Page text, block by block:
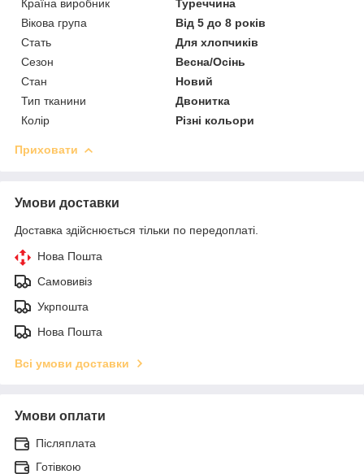
Країна виробник
Туреччина
Вікова група
Від 5 до 8 років
Стать
Для хлопчиків
Сезон
Весна/Осінь
Стан
Новий
Тип тканини
Двонитка
Колір
Різні кольори
Приховати
Умови доставки
Доставка здійснюється тільки по передоплаті.
Нова Пошта
Самовивіз
Укрпошта
Нова Пошта
Всі умови доставки
Умови оплати
Післяплата
Готівкою